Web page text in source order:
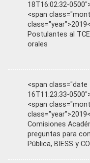
18T16:02:32-
<span
Postulantes al
orales
<span
16T11:23:33-
<span
Comisiones
preguntas para
Pública, BIESS y